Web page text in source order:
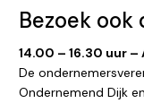
Bezoek
14.00 – 16.30 uur
De
Ondernemend Dijk